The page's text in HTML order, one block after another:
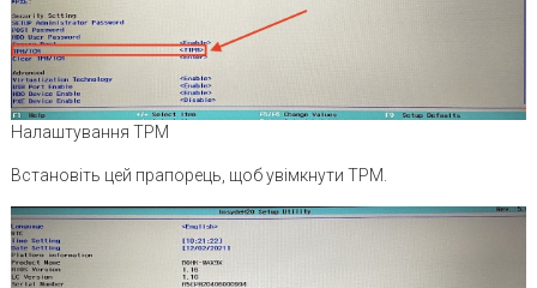
Налаштування ТРМ
Встановіть цей прапорець, щоб увімкнути TPM.